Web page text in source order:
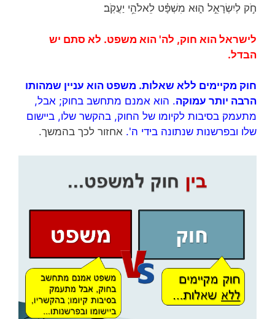
חֹ֣ק לְיִשְׂרָאֵ֣ל ה֑וּא מִשְׁפָּ֗ט לֵאלֹהֵ֥י יַעֲקֹֽב׃
לישראל הוא חוק, לה' הוא משפט. לא סתם יש
הבדל.
חוק מקיימים ללא שאלות. משפט הוא עניין שמהותו
הרבה יותר עמוקה. הוא אמנם מתחשב בחוק; אבל,
מתעמק בסיבות לקיומו של החוק, בהקשר שלו, ביישום
שלו ובפרשנות שנתונה בידי ה'. אחזור לכך בהמשך.